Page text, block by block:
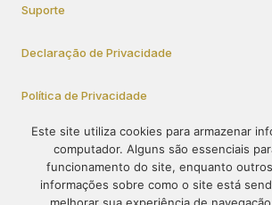
Suporte
Declaração de Privacidade
Política de Privacidade
Como Participar
Este site utiliza cookies para armazenar
computador. Alguns são essenciais
funcionamento do site, enquanto
informações sobre como o site está